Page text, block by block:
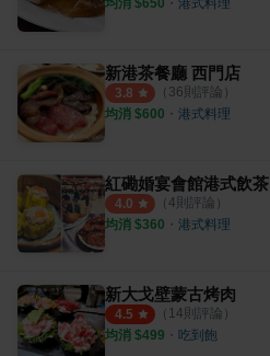
新港茶餐廳 西門店
3.8 （ 36則評論）
均消 $600 ・ 港式料理
紅磡婚宴會館港式飲茶
4.0 （ 4則評論）
均消 $360 ・ 港式料理
新大戈壁蒙古烤肉
4.5 （ 14則評論）
均消 $499 ・ 吃到飽